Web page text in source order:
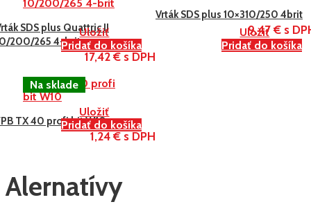
Uložiť
Pridať do košíka
SDS plus Quattric II
200/265 4-brit
17,42 € s DPH
Uložiť
Pridať do košíka
Vrták SDS plus 10×310/250 4brit
9,47 € s
Uložiť
Pridať do košíka
TX 40 profi bit W10
1,24 € s DPH
Alernatívy